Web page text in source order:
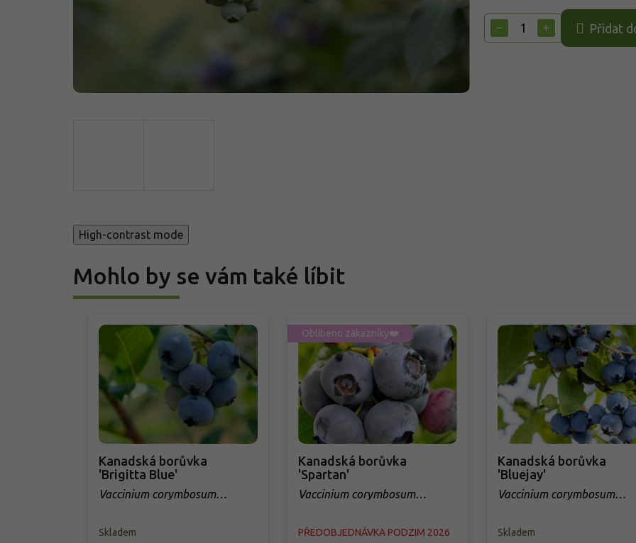
cena:
+
− Přidat
High-contrast mode
Mohlo by se vám také líbit
Kanadská borůvka
'Brigitta Blue'
Vaccinium corymbosum
Skladem
Oblíbeno zákazníky❤️
Kanadská borůvka
'Spartan'
Vaccinium corymbosum
PŘEDOBJEDNÁVKA PODZIM 2026
Kanadská borůvka
'Bluejay'
Vaccinium corymbosum
Skladem